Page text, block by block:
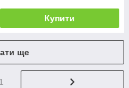
Купити
ще